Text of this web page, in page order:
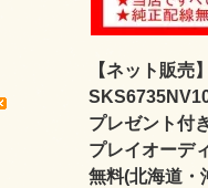
【ネット販売
プレゼント付
プレイオーデ
無料(北海道・